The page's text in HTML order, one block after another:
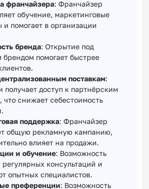
франчайзера: Франчайзер
обучение, маркетинговые
и помогает в организации
бренда: Открытие под
брендом помогает быстрее
поставкам:
получает доступ к партнёрским
что снижает себестоимость
поддержка: Франчайзер
общую рекламную кампанию,
влияет на продажи.
и обучение: Возможность
регулярных консультаций и
опытных специалистов.
преференции: Возможность